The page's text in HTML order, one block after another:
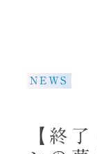
NEWS
【終